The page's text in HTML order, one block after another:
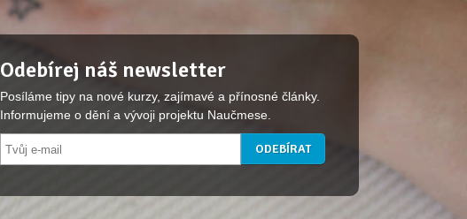
Odebírej náš newsletter
Posíláme tipy na nové kurzy, zajímavé a přínosné články.
Informujeme o dění a vývoji projektu Naučmese.